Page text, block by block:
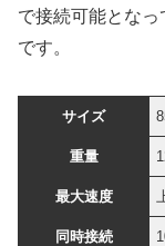
で接続可能とな
です。
サイズ
重量
最大速度
同時接続